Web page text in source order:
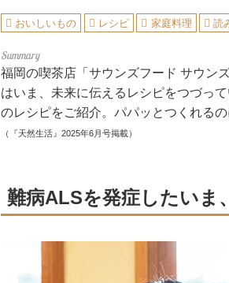
おいしいもの レシピ 家庭料理 読
福岡の喫茶店「サウンズフード サウン
はいま、未来に伝えるレシピをつづっ
のレシピをご紹介。パパッとつくれる
（『天然生活』2025年6月号掲載）
難病ALSを発症したいま